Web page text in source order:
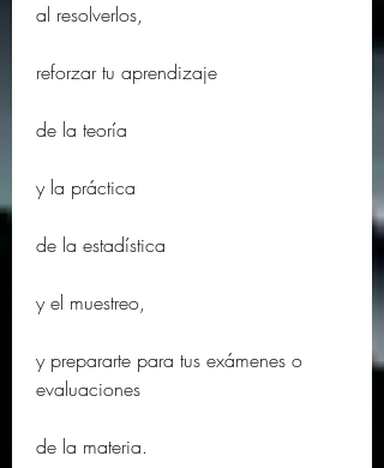
al resolverlos,
reforzar tu aprendizaje
de la teoría
y la práctica
de la estadística
y el muestreo,
y prepararte para tus exámenes o
evaluaciones
de la materia.